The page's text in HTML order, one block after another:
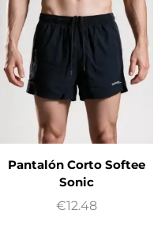
Pantalón Corto Softee
Sonic
€12.48